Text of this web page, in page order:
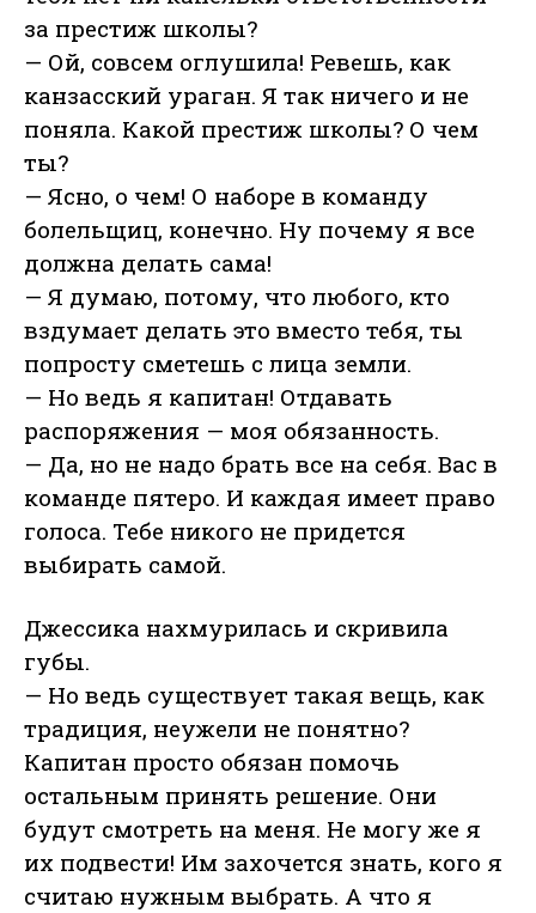
за престиж школы?
— Ой, совсем оглушила! Ревешь, как
канзасский ураган. Я так ничего и не
поняла. Какой престиж школы? О чем
ты?
— Ясно, о чем! О наборе в команду
болельщиц, конечно. Ну почему я все
должна делать сама!
— Я думаю, потому, что любого, кто
вздумает делать это вместо тебя, ты
попросту сметешь с лица земли.
— Но ведь я капитан! Отдавать
распоряжения — моя обязанность.
— Да, но не надо брать все на себя. Вас в
команде пятеро. И каждая имеет право
голоса. Тебе никого не придется
выбирать самой.
Джессика нахмурилась и скривила
губы.
— Но ведь существует такая вещь, как
традиция, неужели не понятно?
Капитан просто обязан помочь
остальным принять решение. Они
будут смотреть на меня. Не могу же я
их подвести! Им захочется знать, кого я
считаю нужным выбрать. А что я